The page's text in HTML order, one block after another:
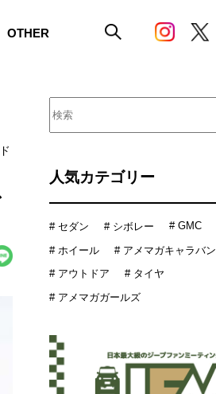
OTHER
人気カテゴリー
# セダン # シボレー # GMC
# ホイール # アメマガキャラバン
# アウトドア
# タイヤ
# アメマガガールズ